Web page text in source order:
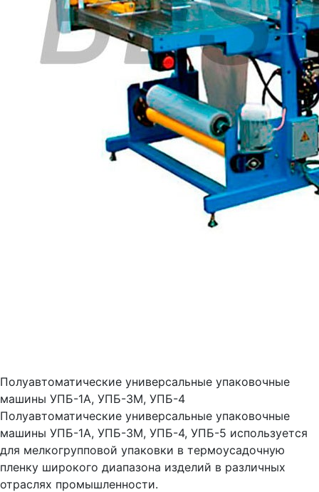
Полуавтоматические универсальные упаковочные
машины УПБ-1А, УПБ-3М, УПБ-4
Полуавтоматические универсальные упаковочные
машины УПБ-1А, УПБ-3М, УПБ-4, УПБ-5 используется
для мелкогрупповой упаковки в термоусадочную
пленку широкого диапазона изделий в различных
отраслях промышленности.